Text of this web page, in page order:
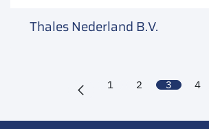
Thales Nederland B.V.
1 2 3 4